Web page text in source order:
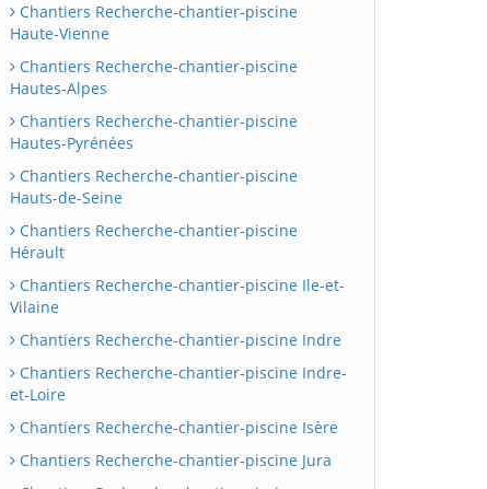
Chantiers Recherche-chantier-piscine
Haute-Vienne
Chantiers Recherche-chantier-piscine
Hautes-Alpes
Chantiers Recherche-chantier-piscine
Hautes-Pyrénées
Chantiers Recherche-chantier-piscine
Hauts-de-Seine
Chantiers Recherche-chantier-piscine
Hérault
Chantiers Recherche-chantier-piscine Ile-et-
Vilaine
Chantiers Recherche-chantier-piscine Indre
Chantiers Recherche-chantier-piscine Indre-
et-Loire
Chantiers Recherche-chantier-piscine Isère
Chantiers Recherche-chantier-piscine Jura